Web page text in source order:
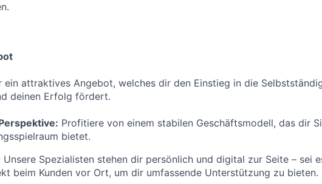
ein attraktives Angebot, welches dir den Einstieg in die
deinen Erfolg fördert.
Profitiere von einem stabilen Geschäftsmodell, das dir
bietet.
Unsere Spezialisten stehen dir persönlich und digital zur Seite – sei
beim Kunden vor Ort, um dir umfassende Unterstützung zu bieten.